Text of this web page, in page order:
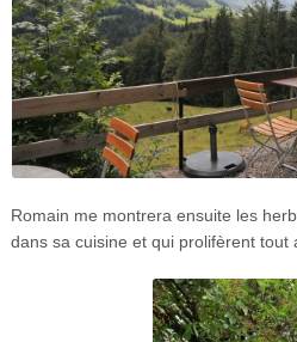
Romain me montrera ensuite les
dans sa cuisine et qui prolifèrent tout